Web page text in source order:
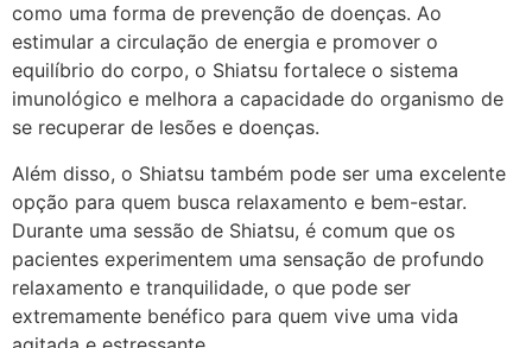
como uma forma de prevenção de doenças. Ao
estimular a circulação de energia e promover o
equilíbrio do corpo, o Shiatsu fortalece o sistema
imunológico e melhora a capacidade do organismo de
se recuperar de lesões e doenças.
Além disso, o Shiatsu também pode ser uma excelente
opção para quem busca relaxamento e bem-estar.
Durante uma sessão de Shiatsu, é comum que os
pacientes experimentem uma sensação de profundo
relaxamento e tranquilidade, o que pode ser
extremamente benéfico para quem vive uma vida